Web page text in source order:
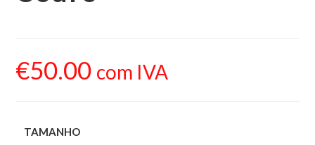
€50.00 com IVA
TAMANHO